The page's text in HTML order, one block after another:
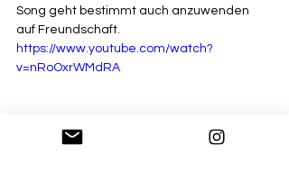
Song geht bestimmt auch anzuwenden
auf Freundschaft.
https://www.youtube.com/watch?
v=nRoOxrWMdRA